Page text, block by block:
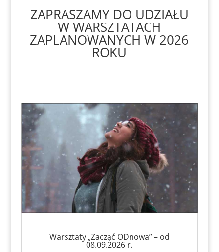
ZAPRASZAMY DO UDZIAŁU
W WARSZTATACH
ZAPLANOWANYCH W 2026
ROKU
Warsztaty „Zacząć ODnowa” – od
08.09.2026 r.